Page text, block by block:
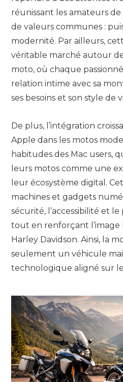
réunissant les amateurs
de valeurs communes :
modernité. Par ailleurs,
véritable marché autour
moto, où chaque
relation intime avec sa
ses besoins et son style de
De plus, l’intégration
Apple dans les motos
habitudes des Mac users,
leurs motos comme une
leur écosystème digital.
machines et gadgets
sécurité, l’accessibilité et
tout en renforçant
Harley Davidson. Ainsi, la
seulement un véhicule
technologique aligné sur